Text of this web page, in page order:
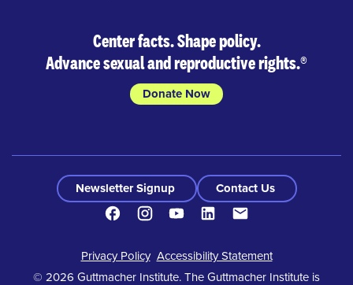
Center facts. Shape policy.
Advance sexual and reproductive rights.®
Donate Now
Newsletter Signup
Contact Us
FacebookInstagramYoutubeLinkedIn
Footer
Privacy Policy Accessibility Statement
© 2026 Guttmacher Institute. The Guttmacher Institute is